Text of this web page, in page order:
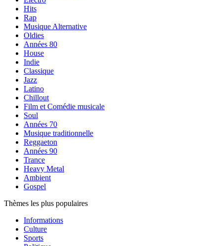
Hits
Rap
Musique Alternative
Oldies
Années 80
House
Indie
Classique
Jazz
Latino
Chillout
Film et Comédie musicale
Soul
Années 70
Musique traditionnelle
Reggaeton
Années 90
Trance
Heavy Metal
Ambient
Gospel
Thèmes les plus populaires
Informations
Culture
Sports